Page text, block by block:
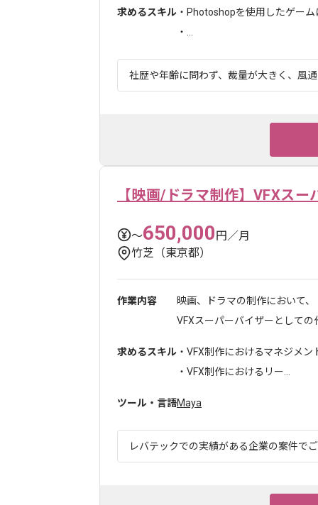
求めるスキル ・Photoshopを使用したゲー
・...
社歴や年齢に問わず、裁量が大きく、風
【映画/ドラマ制作】VFXスー
〜650,000円／月
竹芝（東京都）
作業内容
映画、ドラマの制作において
VFXスーパーバイザーとしての
求めるスキル ・VFX制作におけるマネジメ
・VFX制作におけるリー...
ツール・言語Maya
レバテックでの実績がある企業の案件で